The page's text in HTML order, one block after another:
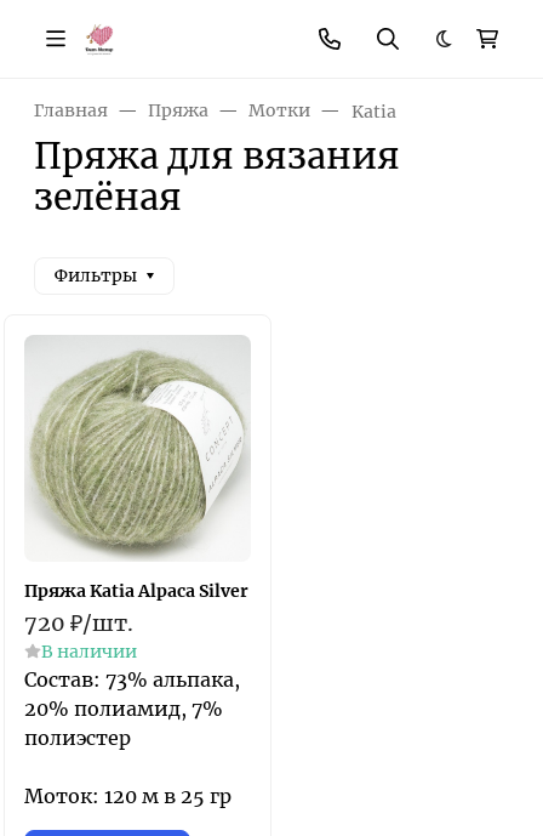
Темная
Главная Пряжа Мотки Katia
Пряжа для вязания
зелёная
Фильтры
Пряжа Katia Alpaca Silver
720 ₽/шт.
В наличии
Состав: 73% альпака,
20% полиамид, 7%
полиэстер
Моток: 120 м в 25 гр